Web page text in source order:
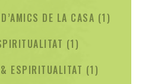
DE LA CASA 11
11
ESPIRITUALITAT
11